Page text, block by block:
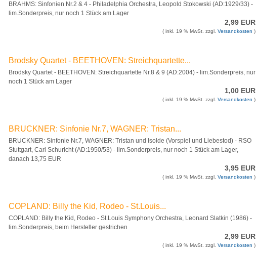
BRAHMS: Sinfonien Nr.2 & 4 - Philadelphia Orchestra, Leopold Stokowski (AD:1929/33) -
lim.Sonderpreis, nur noch 1 Stück am Lager
2,99 EUR
( inkl. 19 % MwSt. zzgl.Versandkosten )
Brodsky Quartet - BEETHOVEN: Streichquartette...
Brodsky Quartet - BEETHOVEN: Streichquartette Nr.8 & 9 (AD:2004) - lim.Sonderpreis, nur
noch 1 Stück am Lager
1,00 EUR
( inkl. 19 % MwSt. zzgl.Versandkosten )
BRUCKNER: Sinfonie Nr.7, WAGNER: Tristan...
BRUCKNER: Sinfonie Nr.7, WAGNER: Tristan und Isolde (Vorspiel und Liebestod) - RSO
Stuttgart, Carl Schuricht (AD:1950/53) - lim.Sonderpreis, nur noch 1 Stück am Lager,
danach 13,75 EUR
3,95 EUR
( inkl. 19 % MwSt. zzgl.Versandkosten )
COPLAND: Billy the Kid, Rodeo - St.Louis...
COPLAND: Billy the Kid, Rodeo - St.Louis Symphony Orchestra, Leonard Slatkin (1986) -
lim.Sonderpreis, beim Hersteller gestrichen
2,99 EUR
( inkl. 19 % MwSt. zzgl.Versandkosten )